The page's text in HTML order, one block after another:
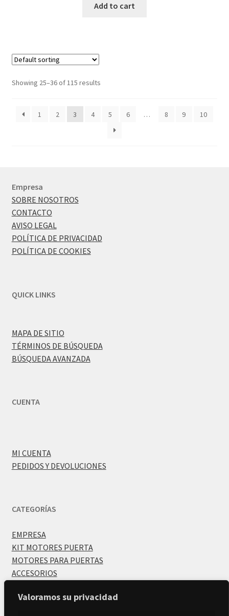
Valoramos su privacidad
Add to cart
Showing 25–36 of 115 results
1 2 3 4 5 6 … 8 9 10
Empresa
SOBRE NOSOTROS
CONTACTO
AVISO LEGAL
POLÍTICA DE PRIVACIDAD
POLÍTICA DE COOKIES
QUICK LINKS
MAPA DE SITIO
TÉRMINOS DE BÚSQUEDA
BÚSQUEDA AVANZADA
CUENTA
MI CUENTA
PEDIDOS Y DEVOLUCIONES
CATEGORÍAS
EMPRESA
KIT MOTORES PUERTA
MOTORES PARA PUERTAS
ACCESORIOS